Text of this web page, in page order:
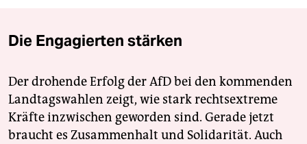
Die Engagierten stärken
Der drohende Erfolg der AfD bei den kommenden
Landtagswahlen zeigt, wie stark rechtsextreme
Kräfte inzwischen geworden sind. Gerade jetzt
braucht es Zusammenhalt und Solidarität. Auch